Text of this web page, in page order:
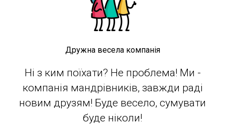
Дружна весела компанія
Ні з ким поїхати? Не проблема! Ми -
компанія мандрівників, завжди раді
новим друзям! Буде весело, сумувати
буде ніколи!